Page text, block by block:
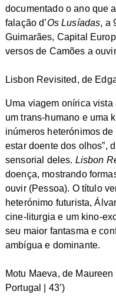
documentado o ano que
falação d’Os Lusíadas, a
Guimarães, Capital
versos de Camões a
Lisbon Revisited, de
Uma viagem onírica
um trans­‐humano e uma
inúmeros heterónimos
estar doente dos olhos”,
sensorial deles. Lisbon
doença, mostrando
ouvir (Pessoa). O título
heterónimo futurista,
cine­‐liturgia e um
seu maior fantasma e
ambígua e dominante.
Motu Maeva, de
Portugal | 43’)